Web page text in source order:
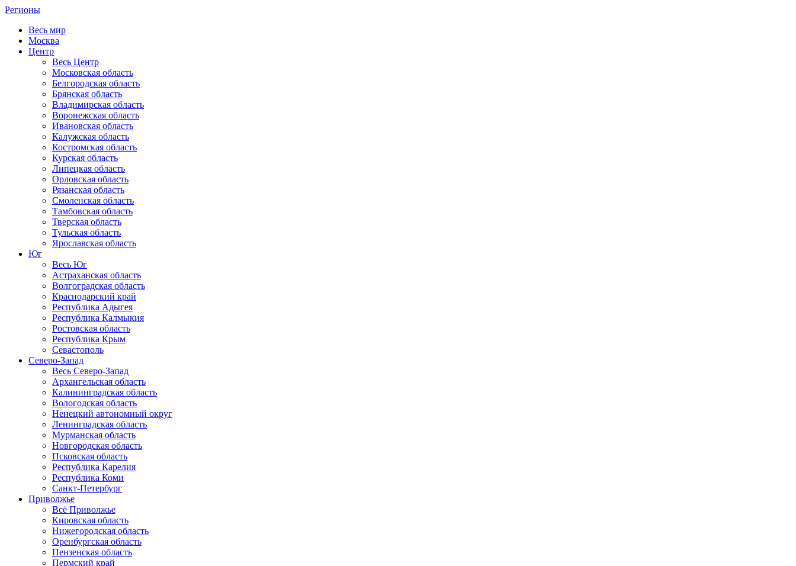
Регионы
Весь мир
Москва
Центр
Весь Центр
Московская область
Белгородская область
Брянская область
Владимирская область
Воронежская область
Ивановская область
Калужская область
Костромская область
Курская область
Липецкая область
Орловская область
Рязанская область
Смоленская область
Тамбовская область
Тверская область
Тульская область
Ярославская область
Юг
Весь Юг
Астраханская область
Волгоградская область
Краснодарский край
Республика Адыгея
Республика Калмыкия
Ростовская область
Республика Крым
Севастополь
Северо-Запад
Весь Северо-Запад
Архангельская область
Калининградская область
Вологодская область
Ненецкий автономный округ
Ленинградская область
Мурманская область
Новгородская область
Псковская область
Республика Карелия
Республика Коми
Санкт-Петербург
Приволжье
Всё Приволжье
Кировская область
Нижегородская область
Оренбургская область
Пензенская область
Пермский край